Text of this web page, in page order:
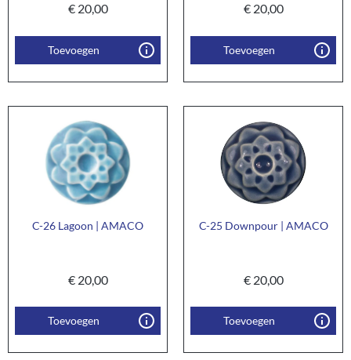
€20,00
Toevoegen
€20,00
Toevoegen
C-26 Lagoon | AMACO
€20,00
Toevoegen
C-25 Downpour | AMACO
€20,00
Toevoegen